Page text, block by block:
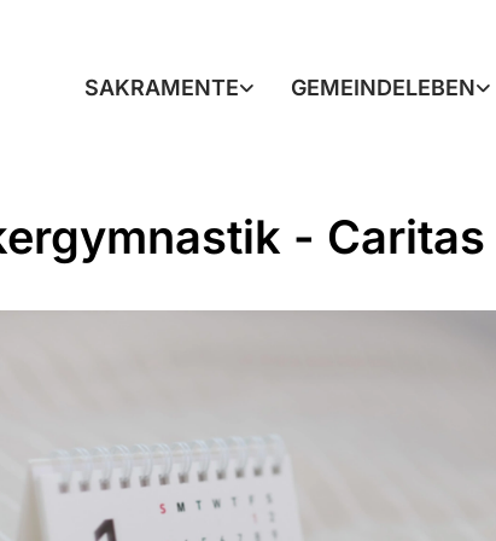
SAKRAMENTE GEMEINDELEBEN
- Caritas